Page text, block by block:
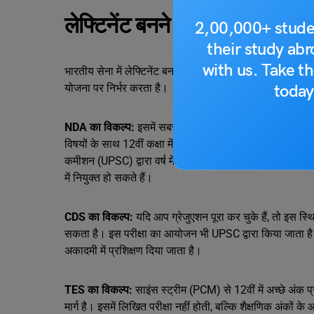
2,00,000+
their study
with us. Take
लेफ्टिनेंट बनने के मुख्य रास्ते
भारतीय सेना में लेफ्टिनेंट बनने के कई आधिकारिक रास्ते हैं और
योजना पर निर्भर करता है।
NDA का विकल्प: इसमें सबसे पहला विकल्प NDA है यानी अगर
विषयों के साथ 12वीं कक्षा में हैं, तो नेशनल डिफेंस अकेडमी
कमीशन (UPSC) द्वारा वर्ष में दो बार आयोजित की जाती है।
में नियुक्त हो सकते हैं।
CDS का विकल्प: यदि आप ग्रेजुएशन पूरा कर चुके हैं, तो इस
सकता है। इस परीक्षा का आयोजन भी UPSC द्वारा किया
अकादमी में प्रशिक्षण दिया जाता है।
TES का विकल्प: साइंस स्ट्रीम (PCM) से 12वीं में अच्छे अंक
मार्ग है। इसमें लिखित परीक्षा नहीं होती, बल्कि शैक्षणिक अंकों